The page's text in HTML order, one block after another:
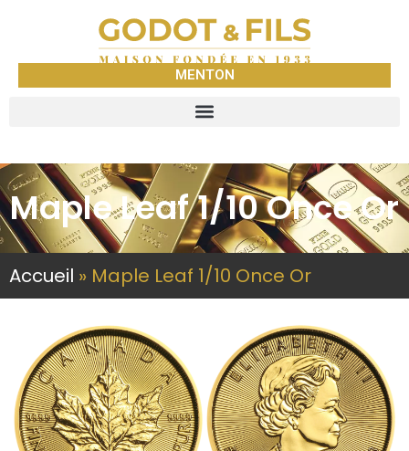
MENTON
Maple Leaf 1/10 Once Or
Accueil » Maple Leaf 1/10 Once Or